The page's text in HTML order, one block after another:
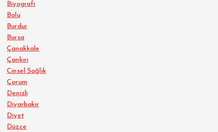
Biyografi
Bolu
Burdur
Bursa
Çanakkale
Çankırı
Cinsel Sağlık
Çorum
Denizli
Diyarbakır
Diyet
Düzce